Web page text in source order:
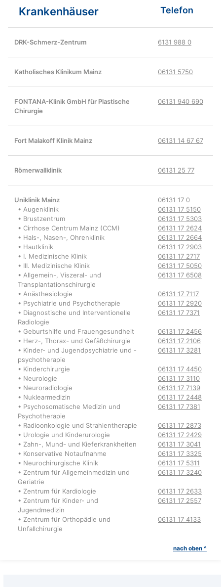
Krankenhäuser Telefon
DRK-Schmerz-Zentrum 6131 988 0
Katholisches Klinikum Mainz 06131 5750
FONTANA-Klinik GmbH für Plastische
Chirurgie
06131 940 690
Fort Malakoff Klinik Mainz 06131 14 67 67
Römerwallklinik 06131 25 77
Uniklinik Mainz
06131 17 0
• Augenklinik
06131 17 5150
• Brustzentrum
06131 17 5303
• Cirrhose Centrum Mainz (CCM)
06131 17 2624
• Hals-, Nasen-, Ohrenklinik
06131 17 2664
• Hautklinik
06131 17 2903
• I. Medizinische Klinik
06131 17 2717
• III. Medizinische Klinik
06131 17 5050
• Allgemein-, Viszeral- und
Transplantationschirurgie
06131 17 6508
• Anästhesiologie
06131 17 7117
• Psychiatrie und Psychotherapie
06131 17 2920
• Diagnostische und Interventionelle
Radiologie
06131 17 7371
• Geburtshilfe und Frauengesundheit
06131 17 2456
• Herz-, Thorax- und Gefäßchirurgie
06131 17 2106
• Kinder- und Jugendpsychiatrie und -
psychotherapie
06131 17 3281
• Kinderchirurgie
06131 17 4450
• Neurologie
06131 17 3110
• Neuroradiologie
06131 17 7139
• Nuklearmedizin
06131 17 2448
• Psychosomatische Medizin und
Psychotherapie
06131 17 7381
• Radioonkologie und Strahlentherapie
06131 17 2873
• Urologie und Kinderurologie
06131 17 2429
• Zahn-, Mund- und Kieferkrankheiten
06131 17 3041
• Konservative Notaufnahme
06131 17 3325
• Neurochirurgische Klinik
06131 17 5311
• Zentrum für Allgemeinmedizin und
Geriatrie
06131 17 3240
• Zentrum für Kardiologie
06131 17 2633
• Zentrum für Kinder- und
Jugendmedizin
06131 17 2557
• Zentrum für Orthopädie und
Unfallchirurgie
06131 17 4133
nach oben ^